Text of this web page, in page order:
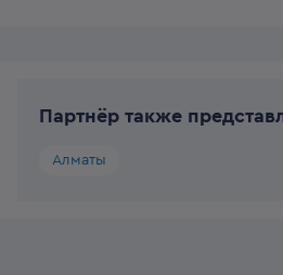
Партнёр также
Алматы